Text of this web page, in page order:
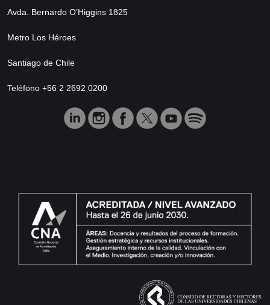
Avda. Bernardo O’Higgins 1825
Metro Los Héroes
Santiago de Chile
Teléfono +56 2 2692 0200